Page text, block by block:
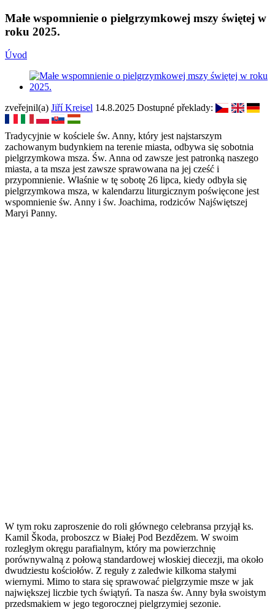
Małe wspomnienie o pielgrzymkowej mszy świętej w
roku 2025.
Úvod
zveřejnil(a) Jiří Kreisel 14.8.2025 Dostupné překlady:
Tradycyjnie w kościele św. Anny, który jest najstarszym
zachowanym budynkiem na terenie miasta, odbywa się sobotnia
pielgrzymkowa msza. Św. Anna od zawsze jest patronką naszego
miasta, a ta msza jest zawsze sprawowana na jej cześć i
przypomnienie. Właśnie w tę sobotę 26 lipca, kiedy odbyła się
pielgrzymkowa msza, w kalendarzu liturgicznym poświęcone jest
wspomnienie św. Anny i św. Joachima, rodziców Najświętszej
Maryi Panny.
W tym roku zaproszenie do roli głównego celebransa przyjął ks.
Kamil Škoda, proboszcz w Białej Pod Bezdězem. W swoim
rozległym okręgu parafialnym, który ma powierzchnię
porównywalną z połową standardowej włoskiej diecezji, ma około
dwudziestu kościołów. Z reguły z zaledwie kilkoma stałymi
wiernymi. Mimo to stara się sprawować pielgrzymie msze w jak
największej liczbie tych świątyń. Ta nasza św. Anny była swoistym
przedsmakiem w jego tegorocznej pielgrzymiej sezonie.